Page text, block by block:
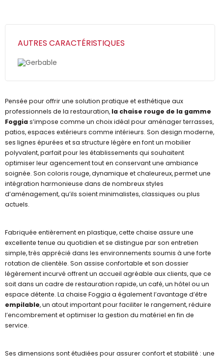
AUTRES CARACTÉRISTIQUES
Gerbable
Pensée pour offrir une solution pratique et esthétique aux
professionnels de la restauration, la chaise rouge de la gamme
Foggias’impose comme un choix idéal pour aménager terrasses,
patios, espaces extérieurs comme intérieurs. Son design moderne,
ses lignes épurées et sa structure légère en font un mobilier
polyvalent, parfait pour les établissements qui souhaitent
optimiser leur agencement tout en conservant une ambiance
soignée. Son coloris rouge, dynamique et chaleureux, permet une
intégration harmonieuse dans de nombreux styles
d’aménagement, qu’ils soient minimalistes, classiques ou plus
actuels.
Fabriquée entièrement en plastique, cette chaise assure une
excellente tenue au quotidien et se distingue par son entretien
simple, très apprécié dans les environnements soumis à une forte
rotation de clientèle. Son assise confortable et son dossier
légèrement incurvé offrent un accueil agréable aux clients, que ce
soit dans un cadre de restauration rapide, un café, un hôtel ou un
espace détente. La chaise Foggia a également l’avantage d’être
empilable, un atout important pour faciliter le rangement, réduire
l’encombrement et optimiser la gestion du matériel en fin de
service.
Ses dimensions sont étudiées pour assurer confort et stabilité : une